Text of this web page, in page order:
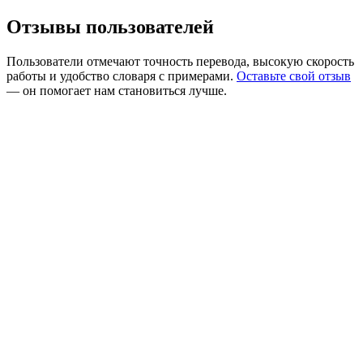
Отзывы пользователей
Пользователи отмечают точность перевода, высокую скорость
работы и удобство словаря с примерами. Оставьте свой отзыв
— он помогает нам становиться лучше.